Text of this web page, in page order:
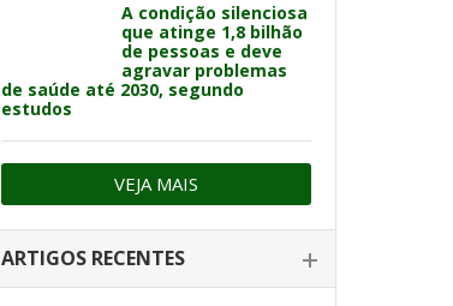
A condição silenciosa
que atinge 1,8 bilhão
de pessoas e deve
agravar problemas
de saúde até 2030, segundo
estudos
VEJA MAIS
ARTIGOS RECENTES